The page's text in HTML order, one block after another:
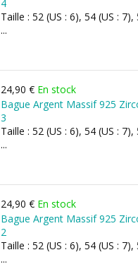
4
Taille : 52 (US : 6), 54 (US : 7),
...
24,90 € En stock
Bague Argent Massif 925
3
Taille : 52 (US : 6), 54 (US : 7),
...
24,90 € En stock
Bague Argent Massif 925
2
Taille : 52 (US : 6), 54 (US : 7),
...